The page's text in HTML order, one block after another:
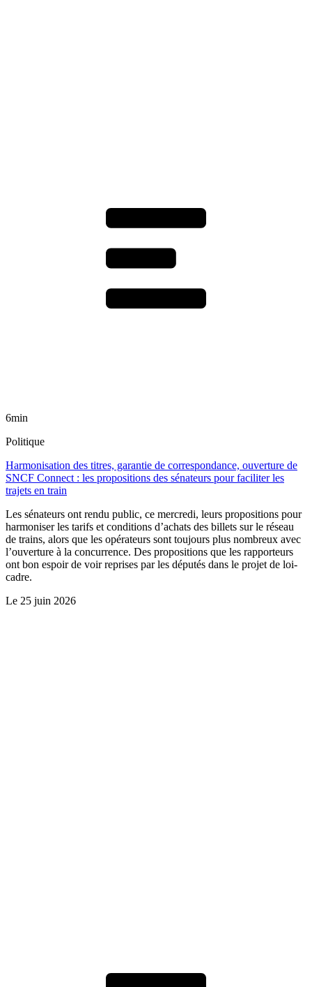
6min
Politique
Harmonisation des titres, garantie de correspondance, ouverture de
SNCF Connect : les propositions des sénateurs pour faciliter les
trajets en train
Les sénateurs ont rendu public, ce mercredi, leurs propositions pour
harmoniser les tarifs et conditions d’achats des billets sur le réseau
de trains, alors que les opérateurs sont toujours plus nombreux avec
l’ouverture à la concurrence. Des propositions que les rapporteurs
ont bon espoir de voir reprises par les députés dans le projet de loi-
cadre.
Le 25 juin 2026